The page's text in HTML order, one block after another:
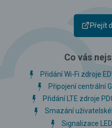
Přejít
Co vás
Přidání Wi-Fi zdroje
Připojení centrální
Přidání LTE zdroje
Smazání
Signalizace